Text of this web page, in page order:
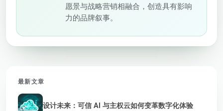
愿景与战略营销相融合，创造具有影响
力的品牌叙事。
最新文章
设计未来：可信 AI 与主权云如何变革数字化体验